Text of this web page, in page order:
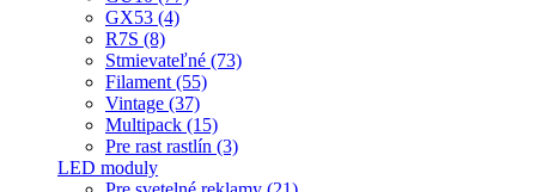
GX53 (4)
R7S (8)
Stmievateľné (73)
Filament (55)
Vintage (37)
Multipack (15)
Pre rast rastlín (3)
LED moduly